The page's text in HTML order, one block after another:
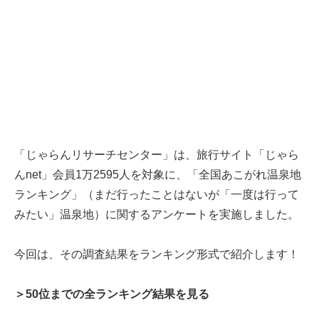
「じゃらんリサーチセンター」は、旅行サイト「じゃら
んnet」会員1万2595人を対象に、「全国あこがれ温泉地
ランキング」（まだ行ったことはないが「一度は行って
みたい」温泉地）に関するアンケートを実施しました。
今回は、その調査結果をランキング形式で紹介します！
＞50位までの全ランキング結果を見る